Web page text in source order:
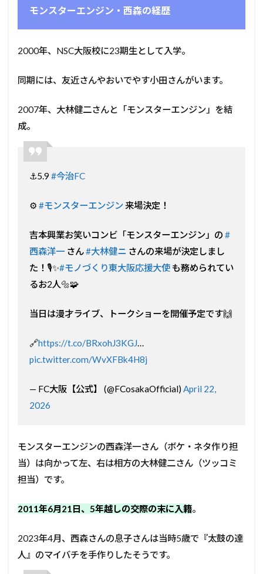
モンスターエンジン・西森の経歴
2000年、NSC大阪校に23期生として入学。
同期には、友近さんやおいでやす小田さんがいます。
2007年、大林健二さんと「モンスターエンジン」を結
成。
⚓️5.9 #今治FC
⚙️ #モンスターエンジン 来場決定！
吉本興業お笑いコンビ「モンスターエンジン」の #
西森洋一 さん#大林健ニ さんの来場が決定しまし
た！🎙️✨#モノづくり東大阪応援大使 も務められてい
るお2人🔩🧩
当日は漫才ライブ、トークショーを開催予定です🙌
🔗https://t.co/BRxohJ3KGJ…
pic.twitter.com/WvXFBk4H8j
— FC大阪【公式】 (@FCosakaOfficial) April 22,
2026
モンスターエンジンの西森洋一さん（ボケ・ネタ作り担
当）は向かって左、右は相方の大林健二さん（ツッコミ
担当）です。
2011年6月21日、5年越しの交際の末に入籍。
2023年4月、西森さんの息子さんは当時5歳で『太鼓の達
人』のマイバチを手作りしたそうです。